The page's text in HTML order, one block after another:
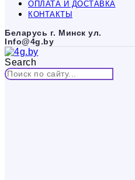
ОПЛАТА И ДОСТАВКА
КОНТАКТЫ
Беларусь г. Минск ул.
Info@4g.by
Search